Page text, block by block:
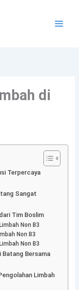
di
Terpercaya
Sangat
Tim Boslim
Non B3
Non B3
Non B3
Batang Bersama
Limbah